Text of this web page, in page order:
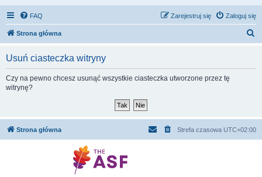
FAQ Zaloguj się
Zarejestruj się
Strona główna
Usuń ciasteczka witryny
Czy na pewno chcesz usunąć wszystkie ciasteczka utworzone przez tę
witrynę?
Strona główna Strefa czasowa UTC+02:00